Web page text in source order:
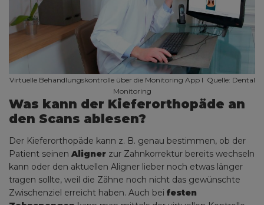
Virtuelle Behandlungskontrolle über die Monitoring App I Quelle: Dental
Monitoring
Was kann der Kieferorthopäde an
den Scans ablesen?
Der Kieferorthopäde kann z. B. genau bestimmen, ob der
Patient seinen Aligner zur Zahnkorrektur bereits wechseln
kann oder den aktuellen Aligner lieber noch etwas länger
tragen sollte, weil die Zähne noch nicht das gewünschte
Zwischenziel erreicht haben. Auch bei festen